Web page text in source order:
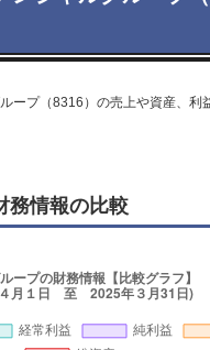
ープ（8316）の売上や資産、利
務情報の比較